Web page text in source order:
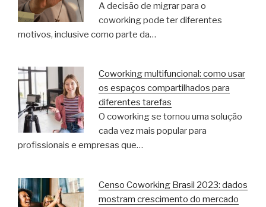
A decisão de migrar para o
coworking pode ter diferentes
motivos, inclusive como parte da…
Coworking multifuncional: como usar
os espaços compartilhados para
diferentes tarefas
O coworking se tornou uma solução
cada vez mais popular para
profissionais e empresas que…
Censo Coworking Brasil 2023: dados
mostram crescimento do mercado